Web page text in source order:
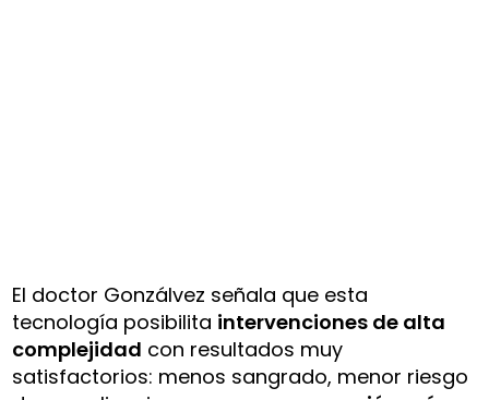
El doctor Gonzálvez señala que esta
tecnología posibilita intervenciones de alta
complejidad con resultados muy
satisfactorios: menos sangrado, menor riesgo